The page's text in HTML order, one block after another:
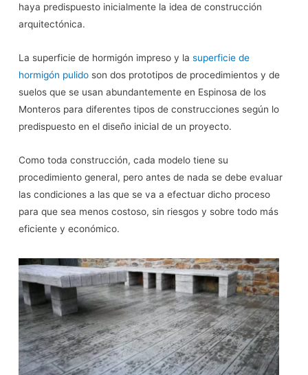
haya predispuesto inicialmente la idea de construcción
arquitectónica.
La superficie de hormigón impreso y la superficie de
hormigón pulido son dos prototipos de procedimientos y de
suelos que se usan abundantemente en Espinosa de los
Monteros para diferentes tipos de construcciones según lo
predispuesto en el diseño inicial de un proyecto.
Como toda construcción, cada modelo tiene su
procedimiento general, pero antes de nada se debe evaluar
las condiciones a las que se va a efectuar dicho proceso
para que sea menos costoso, sin riesgos y sobre todo más
eficiente y económico.